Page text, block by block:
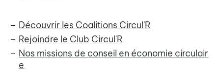
Découvrir les Coalitions Circul'R
Rejoindre le Club Circul'R
Nos missions de conseil en économie circulair
e